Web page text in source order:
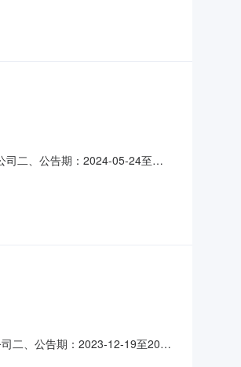
有限公司联系电
司二、公告期：2024-05-24至
二、公告期：2023-12-19至2023-